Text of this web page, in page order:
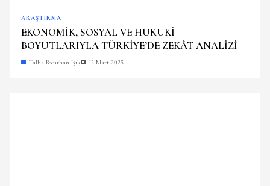
ARAŞTIRMA
EKONOMİK, SOSYAL VE HUKUKİ
BOYUTLARIYLA TÜRKİYE’DE ZEKÂT ANALİZİ
Talha Bedirhan Işık 12 Mart 2025